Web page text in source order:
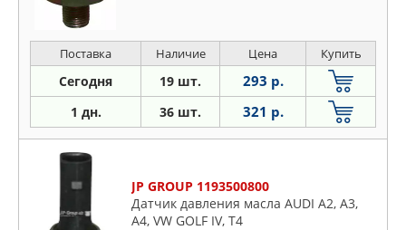
Поставка Наличие Цена Купить
Сегодня 19 шт. 293 р.
1 дн. 36 шт. 321 р.
JP GROUP 1193500800
Датчик давления масла AUDI A2, A3,
A4, VW GOLF IV, T4